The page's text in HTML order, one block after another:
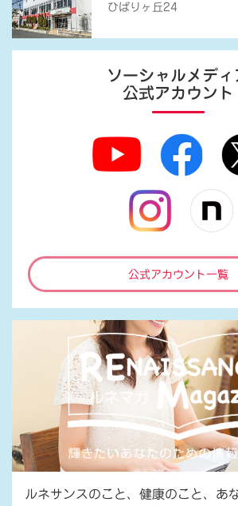
ひばりヶ丘24
ソーシャルメディ
公式アカウント
公式アカウント一覧
ルネサンスのこと、健康のこと、あ